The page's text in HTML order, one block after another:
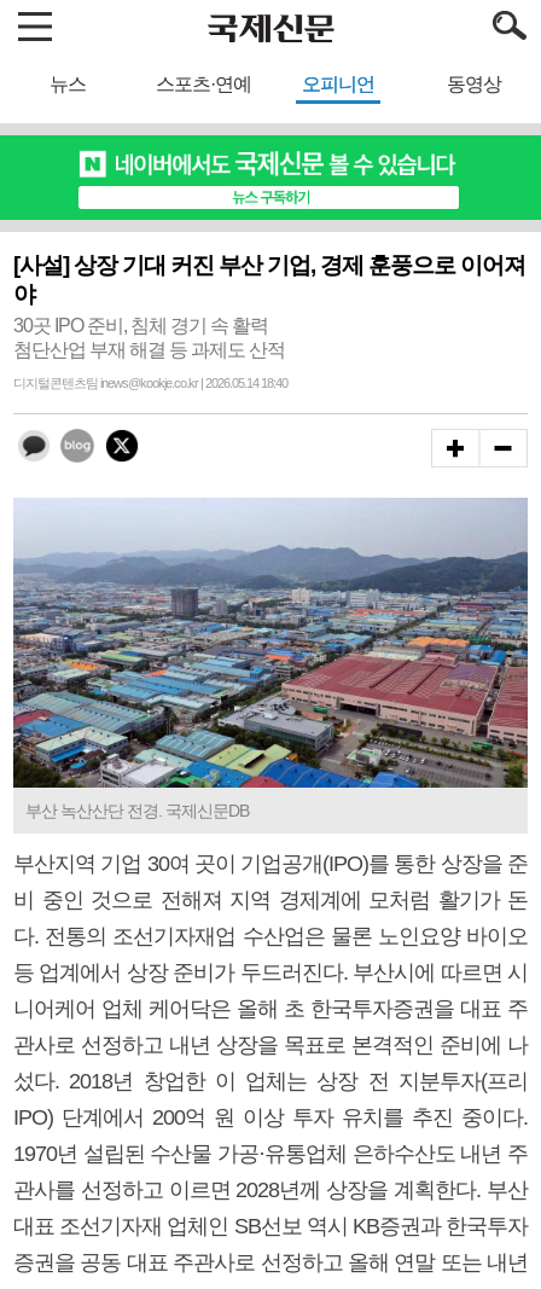
뉴스 스포츠·연예 오피니언 동영상
[사설] 상장 기대 커진 부산 기업, 경제 훈풍으로 이어져
야
30곳 IPO 준비, 침체 경기 속 활력
첨단산업 부재 해결 등 과제도 산적
디지털콘텐츠팀 inews@kookje.co.kr | 2026.05.14 18:40
부산 녹산산단 전경. 국제신문DB
부산지역 기업 30여 곳이 기업공개(IPO)를 통한 상장을 준
비 중인 것으로 전해져 지역 경제계에 모처럼 활기가 돈
다. 전통의 조선기자재업 수산업은 물론 노인요양 바이오
등 업계에서 상장 준비가 두드러진다. 부산시에 따르면 시
니어케어 업체 케어닥은 올해 초 한국투자증권을 대표 주
관사로 선정하고 내년 상장을 목표로 본격적인 준비에 나
섰다. 2018년 창업한 이 업체는 상장 전 지분투자(프리
IPO) 단계에서 200억 원 이상 투자 유치를 추진 중이다.
1970년 설립된 수산물 가공·유통업체 은하수산도 내년 주
관사를 선정하고 이르면 2028년께 상장을 계획한다. 부산
대표 조선기자재 업체인 SB선보 역시 KB증권과 한국투자
증권을 공동 대표 주관사로 선정하고 올해 연말 또는 내년